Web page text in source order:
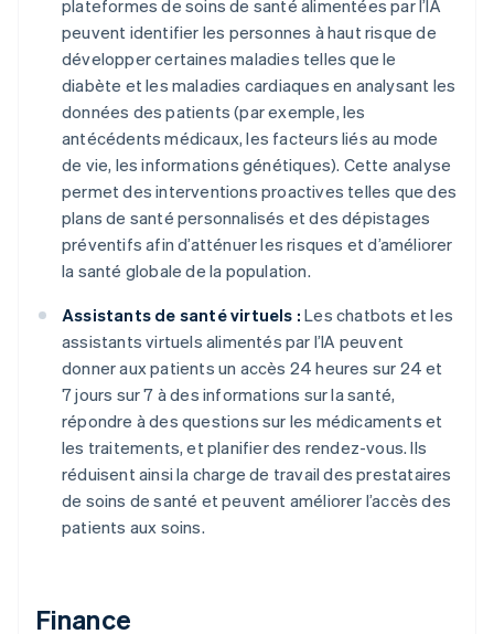
plateformes de soins de santé alimentées par l’IA
peuvent identifier les personnes à haut risque de
développer certaines maladies telles que le
diabète et les maladies cardiaques en analysant les
données des patients (par exemple, les
antécédents médicaux, les facteurs liés au mode
de vie, les informations génétiques). Cette analyse
permet des interventions proactives telles que des
plans de santé personnalisés et des dépistages
préventifs afin d’atténuer les risques et d’améliorer
la santé globale de la population.
Assistants de santé virtuels : Les chatbots et les
assistants virtuels alimentés par l’IA peuvent
donner aux patients un accès 24 heures sur 24 et
7 jours sur 7 à des informations sur la santé,
répondre à des questions sur les médicaments et
les traitements, et planifier des rendez-vous. Ils
réduisent ainsi la charge de travail des prestataires
de soins de santé et peuvent améliorer l’accès des
patients aux soins.
Finance